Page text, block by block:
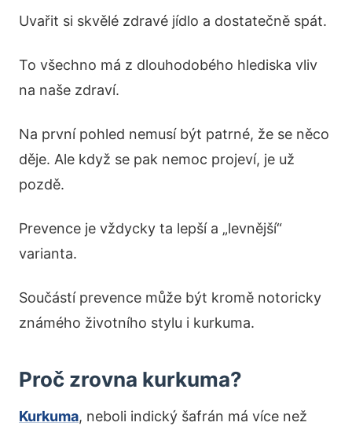
Uvařit si skvělé zdravé jídlo a dostatečně spát.
To všechno má z dlouhodobého hlediska vliv
na naše zdraví.
Na první pohled nemusí být patrné, že se něco
děje. Ale když se pak nemoc projeví, je už
pozdě.
Prevence je vždycky ta lepší a „levnější“
varianta.
Součástí prevence může být kromě notoricky
známého životního stylu i kurkuma.
Proč zrovna kurkuma?
Kurkuma, neboli indický šafrán má více než